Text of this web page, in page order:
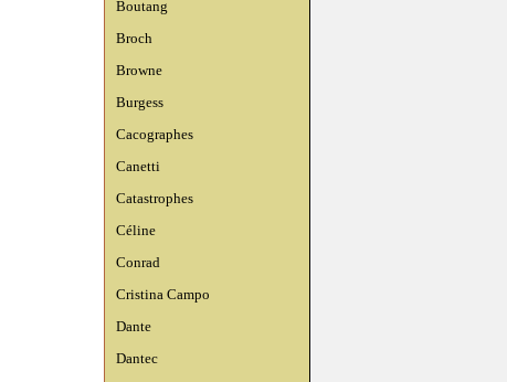
Boutang
Broch
Browne
Burgess
Cacographes
Canetti
Catastrophes
Céline
Conrad
Cristina Campo
Dante
Dantec